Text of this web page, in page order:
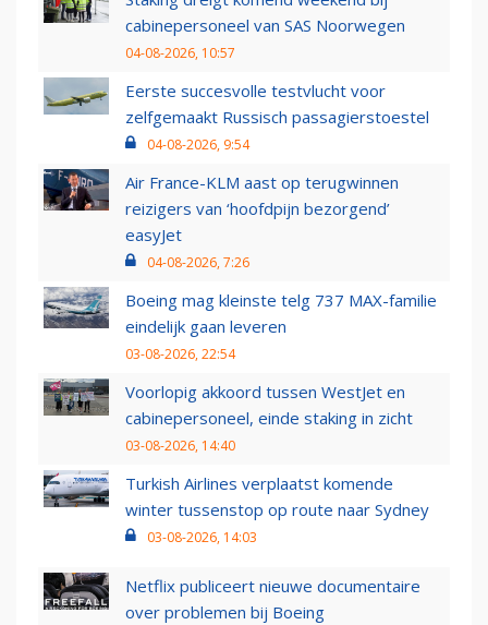
cabinepersoneel van SAS Noorwegen
04-08-2026, 10:57
Eerste succesvolle testvlucht voor
zelfgemaakt Russisch passagierstoestel
04-08-2026, 9:54
Air France-KLM aast op terugwinnen
reizigers van ‘hoofdpijn bezorgend’
easyJet
04-08-2026, 7:26
Boeing mag kleinste telg 737 MAX-familie
eindelijk gaan leveren
03-08-2026, 22:54
Voorlopig akkoord tussen WestJet en
cabinepersoneel, einde staking in zicht
03-08-2026, 14:40
Turkish Airlines verplaatst komende
winter tussenstop op route naar Sydney
03-08-2026, 14:03
Netflix publiceert nieuwe documentaire
over problemen bij Boeing